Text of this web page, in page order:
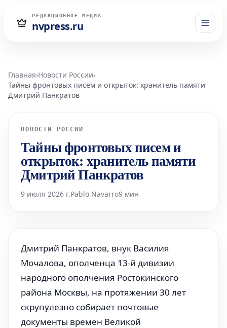
РЕДАКЦИОННОЕ МЕДИА
nvpress.ru
Главная›Новости России›
Тайны фронтовых писем и открыток: хранитель памяти
Дмитрий Панкратов
НОВОСТИ РОССИИ
Тайны фронтовых писем и
открыток: хранитель памяти
Дмитрий Панкратов
9 июля 2026 г.Pablo Navarro9 мин
Дмитрий Панкратов, внук Василия
Мочалова, ополченца 13-й дивизии
народного ополчения Ростокинского
района Москвы, на протяжении 30 лет
скрупулезно собирает почтовые
документы времен Великой